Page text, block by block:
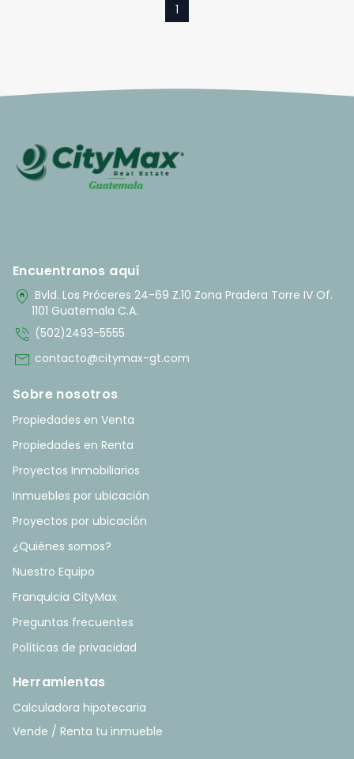
1
Encuentranos aquí
home_pin Bvld. Los Próceres 24-69 Z.10 Zona Pradera Torre IV Of.
1101 Guatemala C.A.
phone_in_talk (502)2493-5555
mail contacto@citymax-gt.com
Sobre nosotros
Propiedades en Venta
Propiedades en Renta
Proyectos Inmobiliarios
Inmuebles por ubicación
Proyectos por ubicación
¿Quiénes somos?
Nuestro Equipo
Franquicia CityMax
Preguntas frecuentes
Políticas de privacidad
Herramientas
Calculadora hipotecaria
Vende / Renta tu inmueble